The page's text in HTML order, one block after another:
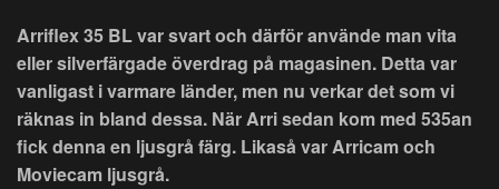
Arriflex 35 BL var svart och därför använde man vita
eller silverfärgade överdrag på magasinen. Detta var
vanligast i varmare länder, men nu verkar det som vi
räknas in bland dessa. När Arri sedan kom med 535an
fick denna en ljusgrå färg. Likaså var Arricam och
Moviecam ljusgrå.